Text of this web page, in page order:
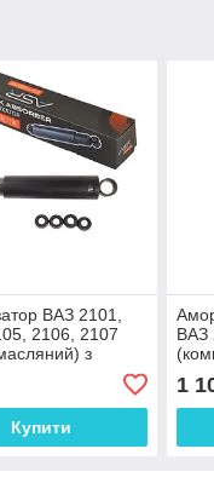
ВАЗ 2101,
2106, 2107
з
Купити
ВАЗ
1